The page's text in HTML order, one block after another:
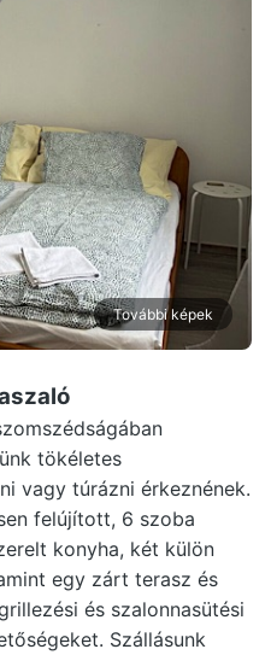
További képek
tökéletes
vagy túrázni érkeznének.
felújított, 6 szoba
konyha, két külön
egy zárt terasz és
és szalonnasütési
Szállásunk